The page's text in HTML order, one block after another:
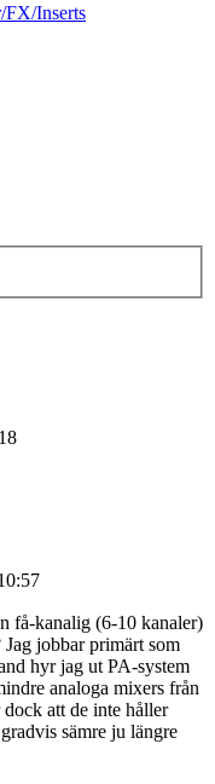
Inserts
få-kanalig (6-10 kanaler)
jobbar primärt som
hyr jag ut PA-system
analoga mixers från
att de inte håller
sämre ju längre